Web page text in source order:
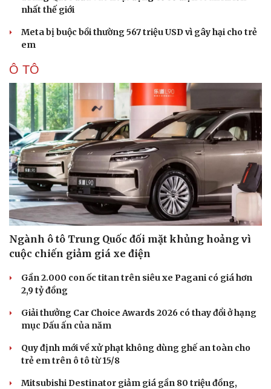
nhất thế giới
Meta bị buộc bồi thường 567 triệu USD vì gây hại cho trẻ
em
Ô TÔ
Ngành ô tô Trung Quốc đối mặt khủng hoảng vì
cuộc chiến giảm giá xe điện
Gần 2.000 con ốc titan trên siêu xe Pagani có giá hơn
2,9 tỷ đồng
Giải thưởng Car Choice Awards 2026 có thay đổi ở hạng
mục Dấu ấn của năm
Quy định mới về xử phạt không dùng ghế an toàn cho
trẻ em trên ô tô từ 15/8
Mitsubishi Destinator giảm giá gần 80 triệu đồng,